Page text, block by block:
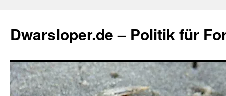
springen
Dwarsloper.de – Politik für